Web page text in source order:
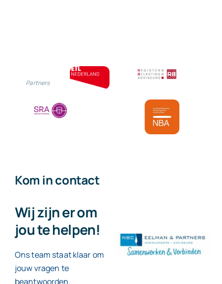
Partners
Kom in contact
Wij zijn er om
jou te helpen!
Ons team staat klaar om
jouw vragen te
beantwoorden.